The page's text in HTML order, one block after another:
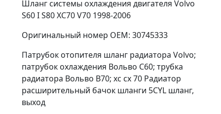
Шланг системы охлаждения двигателя Volvo
S60 I S80 XC70 V70 1998-2006
Оригинальный номеp OEM: 30745333
Патрубок отопителя шланг радиатора Volvo;
патрубок охлаждения Вольво С60; трубка
радиатора Вольво В70; хс сх 70 Радиатор
расширительный бачок шланги 5CYL шланг,
выход